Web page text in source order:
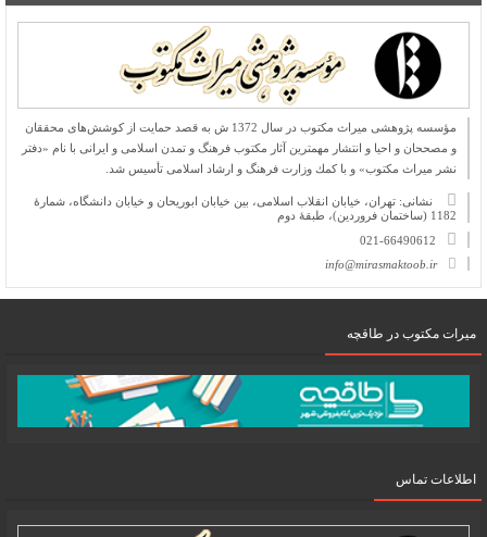
مؤسسه پژوهشی میراث مكتوب در سال 1372 ش به قصد حمایت از كوشش‌های محققان
و مصححان و احیا و انتشار مهمترین آثار مكتوب فرهنگ و تمدن اسلامی و ایرانی با نام «دفتر
نشر میراث مكتوب» و با كمك وزارت فرهنگ و ارشاد اسلامی تأسیس شد.
نشانی: تهران، خیابان انقلاب اسلامی، بین خیابان ابوریحان و خیابان دانشگاه، شمارۀ
1182 (ساختمان فروردین)، طبقۀ دوم
021-66490612
info@mirasmaktoob.ir
میرات مکتوب در طاقچه
اطلاعات تماس